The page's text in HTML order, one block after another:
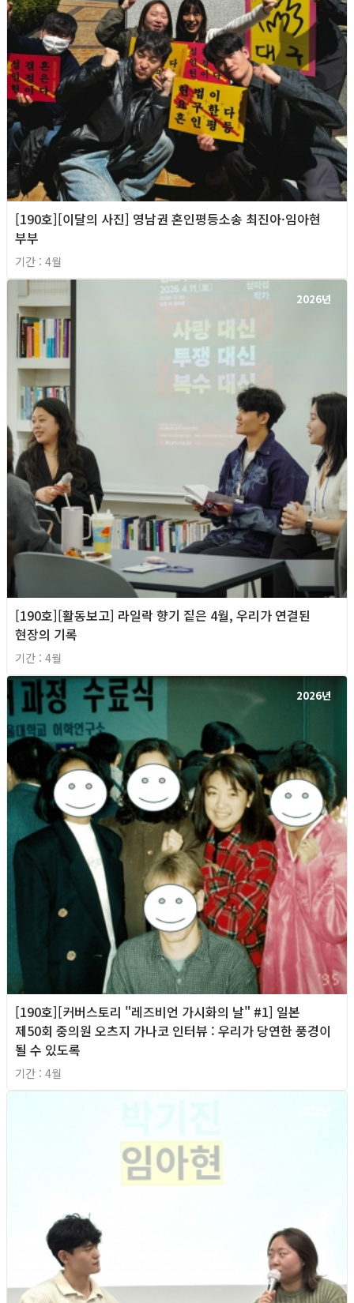
[190호][이달의 사진] 영남권 혼인평등소송 최진아·임아현
부부
기간 : 4월
2026년
[190호][활동보고] 라일락 향기 짙은 4월, 우리가 연결된
현장의 기록
기간 : 4월
2026년
[190호][커버스토리 "레즈비언 가시화의 날" #1] 일본
제50회 중의원 오츠지 가나코 인터뷰 : 우리가 당연한 풍경이
될 수 있도록
기간 : 4월